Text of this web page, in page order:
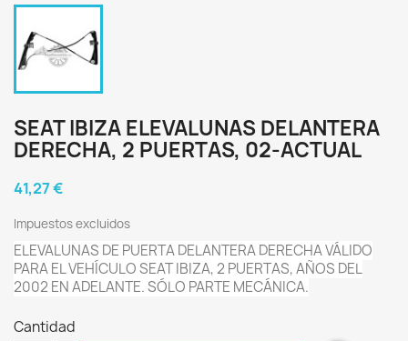
SEAT IBIZA ELEVALUNAS DELANTERA
DERECHA, 2 PUERTAS, 02-ACTUAL
41,27 €
Impuestos excluidos
ELEVALUNAS DE PUERTA DELANTERA DERECHA VÁLIDO
PARA EL VEHÍCULO SEAT IBIZA, 2 PUERTAS, AÑOS DEL
2002 EN ADELANTE. SÓLO PARTE MECÁNICA.
Cantidad